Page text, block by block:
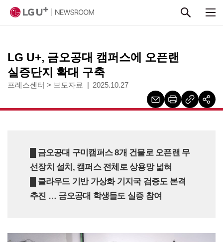
LG U+, 금오공대 캠퍼스에 오픈랜
실증단지 확대 구축
프레스센터 > 보도자료 2025.10.27
█ 금오공대 구미캠퍼스 8개 건물로 오픈랜 무
선장치 설치, 캠퍼스 전체로 상용망 넓혀
클라우드 기반 가상화 기지국 검증도 본격
추진 … 금오공대 학생들도 실증 참여